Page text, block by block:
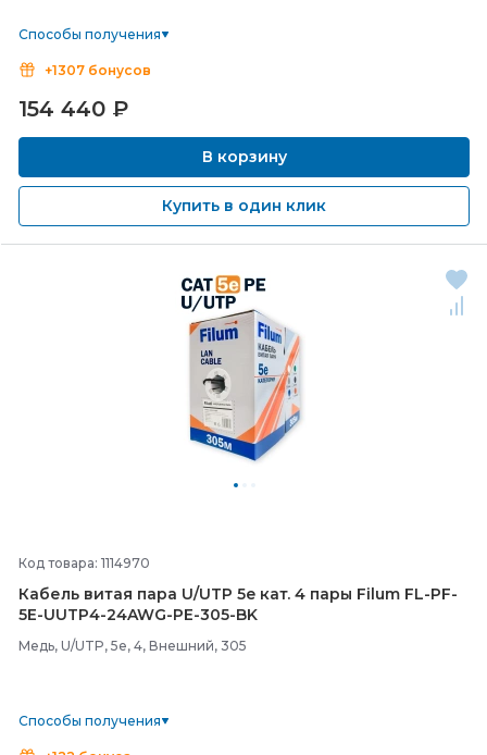
Способы получения
+1307 бонусов
154 440 ₽
В корзину
Купить в один клик
Код товара: 1114970
Кабель витая пара U/UTP 5e кат. 4 пары Filum FL-PF-
5E-UUTP4-24AWG-PE-305-BK
Медь, U/UTP, 5e, 4, Внешний, 305
Способы получения